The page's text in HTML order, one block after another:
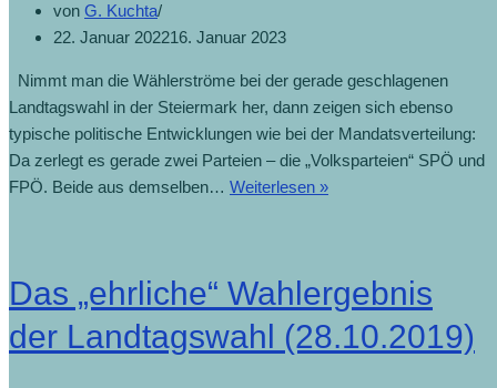
von G. Kuchta
22. Januar 202216. Januar 2023
Nimmt man die Wählerströme bei der gerade geschlagenen
Landtagswahl in der Steiermark her, dann zeigen sich ebenso
typische politische Entwicklungen wie bei der Mandatsverteilung:
Da zerlegt es gerade zwei Parteien – die „Volksparteien“ SPÖ und
FPÖ. Beide aus demselben… Weiterlesen »
Das „ehrliche“ Wahlergebnis
der Landtagswahl (28.10.2019)